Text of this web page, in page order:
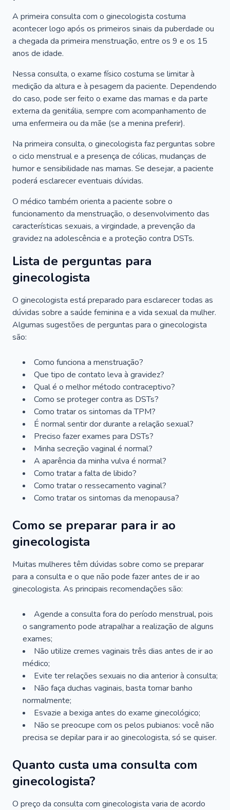
A primeira consulta com o ginecologista costuma
acontecer logo após os primeiros sinais da puberdade ou
a chegada da primeira menstruação, entre os 9 e os 15
anos de idade.
Nessa consulta, o exame físico costuma se limitar à
medição da altura e à pesagem da paciente. Dependendo
do caso, pode ser feito o exame das mamas e da parte
externa da genitália, sempre com acompanhamento de
uma enfermeira ou da mãe (se a menina preferir).
Na primeira consulta, o ginecologista faz perguntas sobre
o ciclo menstrual e a presença de cólicas, mudanças de
humor e sensibilidade nas mamas. Se desejar, a paciente
poderá esclarecer eventuais dúvidas.
O médico também orienta a paciente sobre o
funcionamento da menstruação, o desenvolvimento das
características sexuais, a virgindade, a prevenção da
gravidez na adolescência e a proteção contra DSTs.
Lista de perguntas para
ginecologista
O ginecologista está preparado para esclarecer todas as
dúvidas sobre a saúde feminina e a vida sexual da mulher.
Algumas sugestões de perguntas para o ginecologista
são:
Como funciona a menstruação?
Que tipo de contato leva à gravidez?
Qual é o melhor método contraceptivo?
Como se proteger contra as DSTs?
Como tratar os sintomas da TPM?
É normal sentir dor durante a relação sexual?
Preciso fazer exames para DSTs?
Minha secreção vaginal é normal?
A aparência da minha vulva é normal?
Como tratar a falta de libido?
Como tratar o ressecamento vaginal?
Como tratar os sintomas da menopausa?
Como se preparar para ir ao
ginecologista
Muitas mulheres têm dúvidas sobre como se preparar
para a consulta e o que não pode fazer antes de ir ao
ginecologista. As principais recomendações são:
Agende a consulta fora do período menstrual, pois
o sangramento pode atrapalhar a realização de alguns
exames;
Não utilize cremes vaginais três dias antes de ir ao
médico;
Evite ter relações sexuais no dia anterior à consulta;
Não faça duchas vaginais, basta tomar banho
normalmente;
Esvazie a bexiga antes do exame ginecológico;
Não se preocupe com os pelos pubianos: você não
precisa se depilar para ir ao ginecologista, só se quiser.
Quanto custa uma consulta com
ginecologista?
O preço da consulta com ginecologista varia de acordo